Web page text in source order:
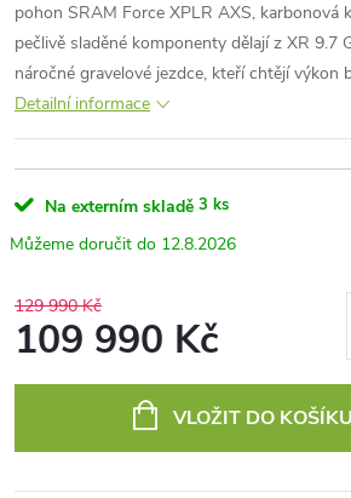
pohon SRAM Force XPLR AXS, karbonová
pečlivě sladěné komponenty dělají z XR 9.7
náročné gravelové jezdce, kteří chtějí výkon
Detailní informace
Na externím skladě 3 ks
12.8.2026
129 990 Kč
109 990 Kč
VLOŽIT DO KOŠÍKU